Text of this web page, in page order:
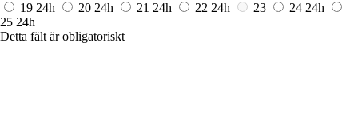
19 24h 20 24h 21 24h 22 24h 23 24 24h
25 24h
Detta fält är obligatoriskt